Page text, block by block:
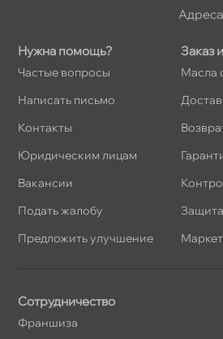
Нужна помощь?
Частые вопросы
Написать письмо
Контакты
Юридическим лицам
акансии
Подать жалобу
Предложить улучшение
Заказ
Масла
Сотрудничество
Франшиза